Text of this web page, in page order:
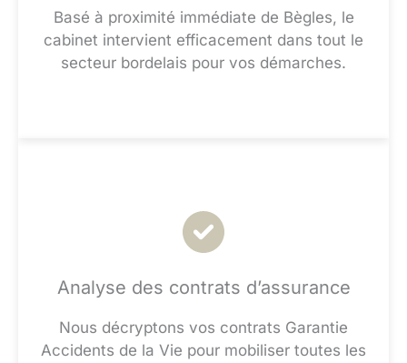
Basé à proximité immédiate de Bègles, le
cabinet intervient efficacement dans tout le
secteur bordelais pour vos démarches.
Analyse des contrats d’assurance
Nous décryptons vos contrats Garantie
Accidents de la Vie pour mobiliser toutes les